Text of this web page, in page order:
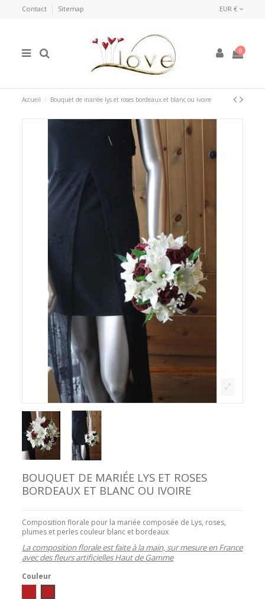
Contact Sitemap EUR €
0
Accueil Bouquet de mariée lys et roses bordeaux et blanc ou ivoire
BOUQUET DE MARIÉE LYS ET ROSES
BORDEAUX ET BLANC OU IVOIRE
Composition florale pour la mariée composée de Lys, roses,
plumes et perles couleur blanc et bordeaux
La composition florale est faite à la main, sur mesure en France
avec des fleurs artificielles Haut de Gamme
Couleur